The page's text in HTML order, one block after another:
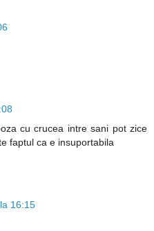
cu crucea intre sani pot zice
faptul ca e insuportabila
16:15